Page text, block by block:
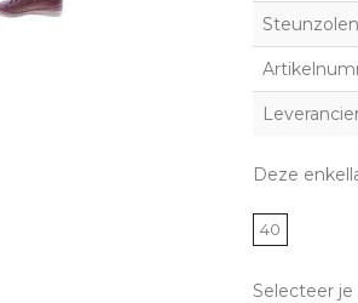
Steunzolen
Deze
40
Selecteer